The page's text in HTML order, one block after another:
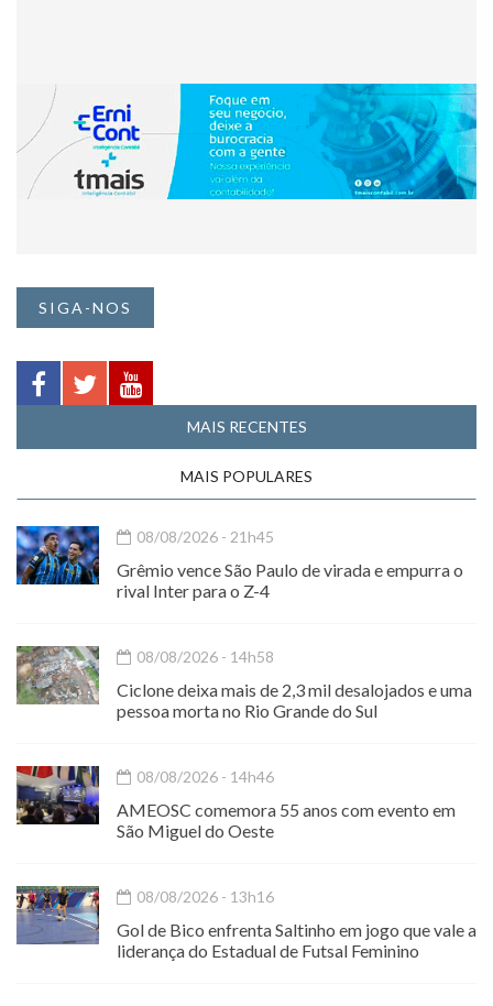
SIGA-NOS
MAIS RECENTES
MAIS POPULARES
08/08/2026 - 21h45
Grêmio vence São Paulo de virada e empurra o
rival Inter para o Z-4
08/08/2026 - 14h58
Ciclone deixa mais de 2,3 mil desalojados e uma
pessoa morta no Rio Grande do Sul
08/08/2026 - 14h46
AMEOSC comemora 55 anos com evento em
São Miguel do Oeste
08/08/2026 - 13h16
Gol de Bico enfrenta Saltinho em jogo que vale a
liderança do Estadual de Futsal Feminino